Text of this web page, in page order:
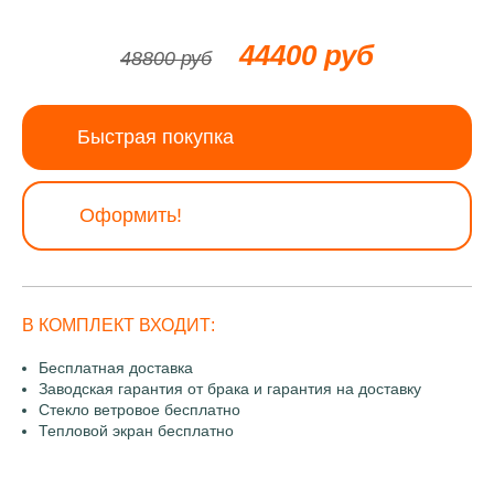
48800 руб 44400 руб
Быстрая покупка
Оформить!
В КОМПЛЕКТ ВХОДИТ:
Бесплатная доставка
Заводская гарантия от брака и гарантия на доставку
Стекло ветровое бесплатно
Тепловой экран бесплатно